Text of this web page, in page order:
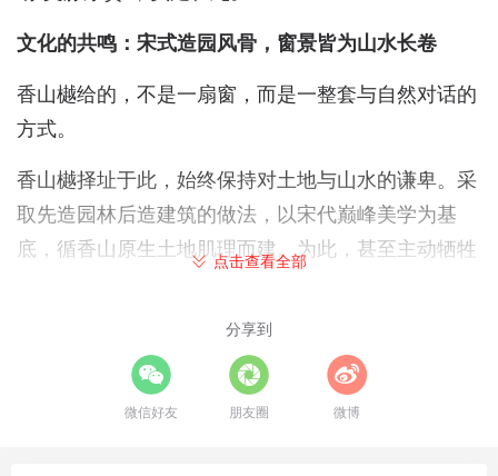
文化的共鸣：宋式造园风骨，窗景皆为山水长卷
香山樾给的，不是一扇窗，而是一整套与自然对话的
方式。
香山樾择址于此，始终保持对土地与山水的谦卑。采
取先造园林后造建筑的做法，以宋代巅峰美学为基
底，循香山原生土地肌理而建。为此，甚至主动牺牲
点击查看全部
分享到
微信好友 朋友圈 微博